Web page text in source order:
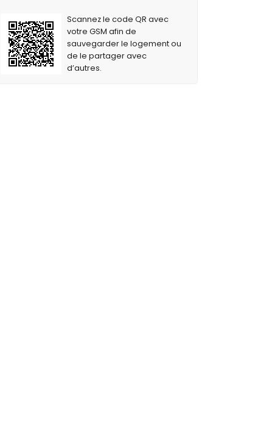
Scannez le code QR avec
votre GSM afin de
sauvegarder le logement ou
de le partager avec
d’autres.